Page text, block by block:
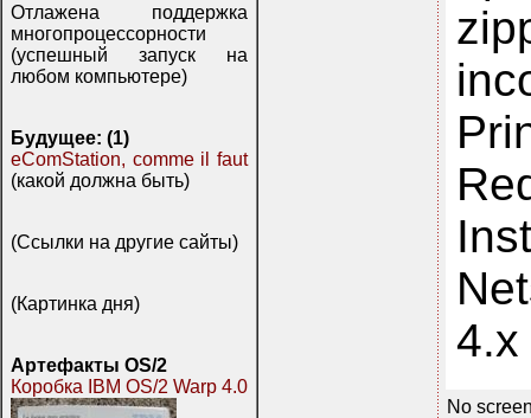
Отлажена поддержка
многопроцессорности
(успешный запуск на
любом компьютере)
Будущее: (1)
eComStation, comme il faut
(какой должна быть)
(Ссылки на другие сайты)
(Картинка дня)
Артефакты OS/2
Коробка IBM OS/2 Warp 4.0
4.x
No